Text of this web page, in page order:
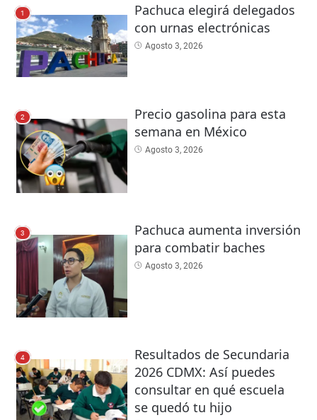
1
Pachuca elegirá delegados
con urnas electrónicas
Agosto 3, 2026
2
Precio gasolina para esta
semana en México
Agosto 3, 2026
3
Pachuca aumenta inversión
para combatir baches
Agosto 3, 2026
4
Resultados de Secundaria
2026 CDMX: Así puedes
consultar en qué escuela
se quedó tu hijo